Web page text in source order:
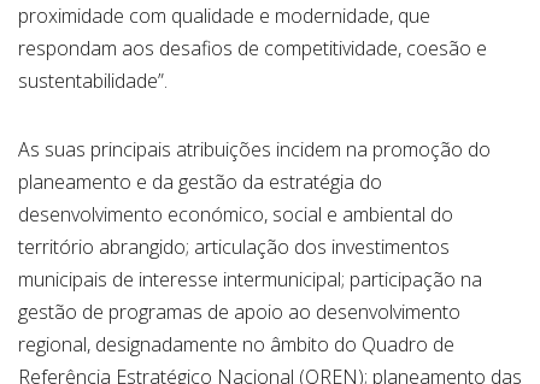
proximidade com qualidade e modernidade, que
respondam aos desafios de competitividade, coesão e
sustentabilidade”.
As suas principais atribuições incidem na promoção do
planeamento e da gestão da estratégia do
desenvolvimento económico, social e ambiental do
território abrangido; articulação dos investimentos
municipais de interesse intermunicipal; participação na
gestão de programas de apoio ao desenvolvimento
regional, designadamente no âmbito do Quadro de
Referência Estratégico Nacional (QREN); planeamento das